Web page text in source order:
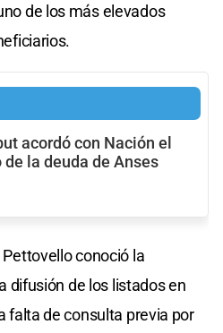
de los más elevados
acordó con Nación el
de la deuda de Anses
conoció la
difusión de los listados en
falta de consulta previa por